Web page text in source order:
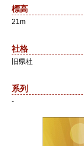
標高
21m
社格
旧県社
系列
-